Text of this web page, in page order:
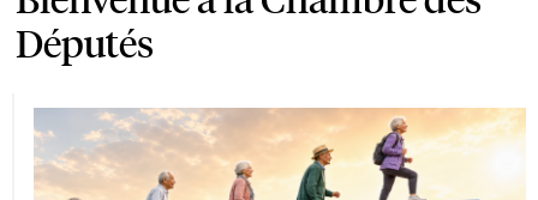
Députés